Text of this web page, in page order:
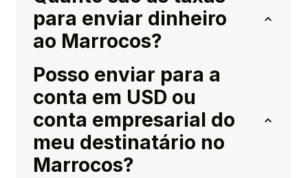
para enviar dinheiro
ao Marrocos?
Posso enviar para a
conta em USD ou
conta empresarial do
meu destinatário no
Marrocos?